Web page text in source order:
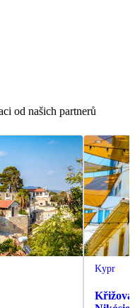
od našich partnerů
Kypr